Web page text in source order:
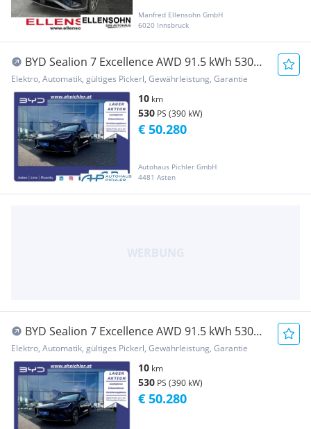
Manfred Ellensohn GmbH
6020 Innsbruck
BYD Sealion 7 Excellence AWD 91.5 kWh 530PS
LEASING...
Elektro, Automatik, gültiges Pickerl, Gewährleistung, Garantie
10 km
530 PS (390 kW)
Autohaus Pichler GmbH
4481 Asten
€ 50.280
BYD Sealion 7 Excellence AWD 91.5 kWh 530PS
LEASING...
Elektro, Automatik, gültiges Pickerl, Gewährleistung, Garantie
10 km
530 PS (390 kW)
€ 50.280